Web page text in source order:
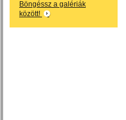
Böngéssz a galériák
között!